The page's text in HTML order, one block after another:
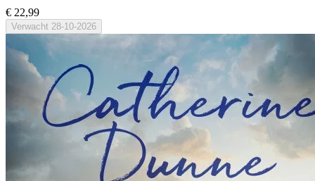
€ 22,99
Verwacht 28-10-2026